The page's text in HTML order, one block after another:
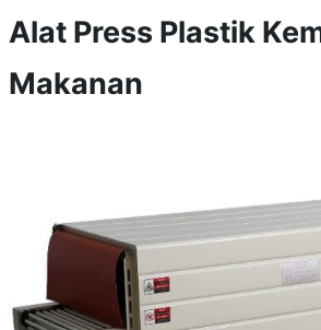
Alat Press Plastik
Makanan